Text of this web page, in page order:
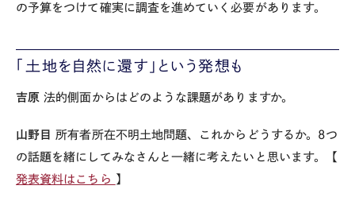
の予算をつけて確実に調査を進めていく必要があります。
「土地を自然に還す」という発想も
吉原法的側面からはどのような課題がありますか。
山野目所有者所在不明土地問題、これからどうするか。8つ
の話題を緒にしてみなさんと一緒に考えたいと思います。【
発表資料はこちら 】